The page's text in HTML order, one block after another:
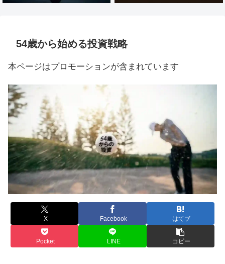
54歳から始める投資戦略
本ページはプロモーションが含まれています
X Facebook はてブ
Pocket LINE コピー